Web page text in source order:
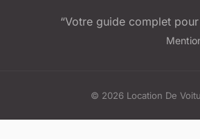
“Votre guide complet
© 2026 Location De